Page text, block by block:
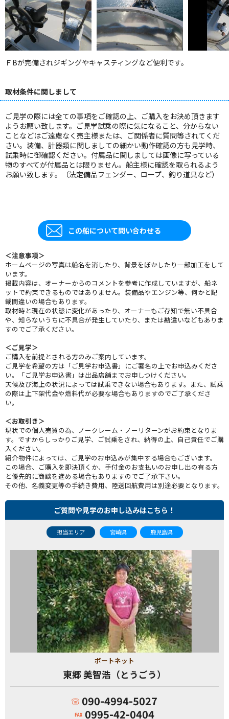
ＦBが完備されジギングやキャスティングなど便利です。
取材条件に関しまして
ご見学の際には全ての事項をご確認の上、ご購入をお決め頂きます
ようお願い致します。ご見学試乗の際に気になること、分からない
ことなどはご遠慮なく売主様または、ご関係者に質問等されてくだ
さい。装備、計器類に関しましての細かい動作確認の方も見学時、
試乗時に御確認ください。付属品に関しましては画像に写っている
物のすべてが付属品とは限りません。船主様に確認を取られるよう
お願い致します。（法定備品フェンダー、ロープ、釣り道具など）
この船について問い合わせる
＜注意事項＞
ホームページの写真は船名を消したり、背景をぼかしたり一部加工をして
います。
掲載内容は、オーナーからのコメントを参考に作成していますが、船ネ
ットで約束できるものではありません。装備品やエンジン等、何かと記
載間違いの場合もあります。
取材時と現在の状態に変化があったり、オーナーもご存知で無い不具合
や、知らないうちに不具合が発生していたり、または勘違いなどもありま
すのでご了承ください。
＜ご見学＞
ご購入を前提とされる方のみご案内しています。
ご見学を希望の方は「ご見学お申込書」にご署名の上でお申込みくださ
い。「ご見学お申込書」は出品店舗までお申しつけください。
天候及び海上の状況によっては試乗できない場合もあります。また、試乗
の際は上下架代金や燃料代が必要な場合もありますのでご了承くださ
い。
＜お取引き＞
現状での個人売買の為、ノークレーム・ノーリターンがお約束となりま
す。ですからしっかりご見学、ご試乗をされ、納得の上、自己責任でご購
入ください。
紹介物件によっては、ご見学のお申込みが集中する場合もございます。
この場合、ご購入を即決頂くか、手付金のお支払いのお申し出の有る方
と優先的に商談を進める場合もありますのでご了承下さい。
その他、名義変更等の手続き費用、陸送回航費用は別途必要となります。
ご質問や見学のお申し込みはこちら！
担当エリア 宮崎県 鹿児島県
ボートネット
東郷 美智浩（とうごう）
090-4994-5027
0995-42-0404